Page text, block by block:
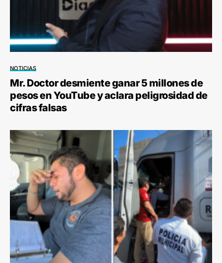
NOTICIAS
Mr. Doctor desmiente ganar 5 millones de
pesos en YouTube y aclara peligrosidad de
cifras falsas